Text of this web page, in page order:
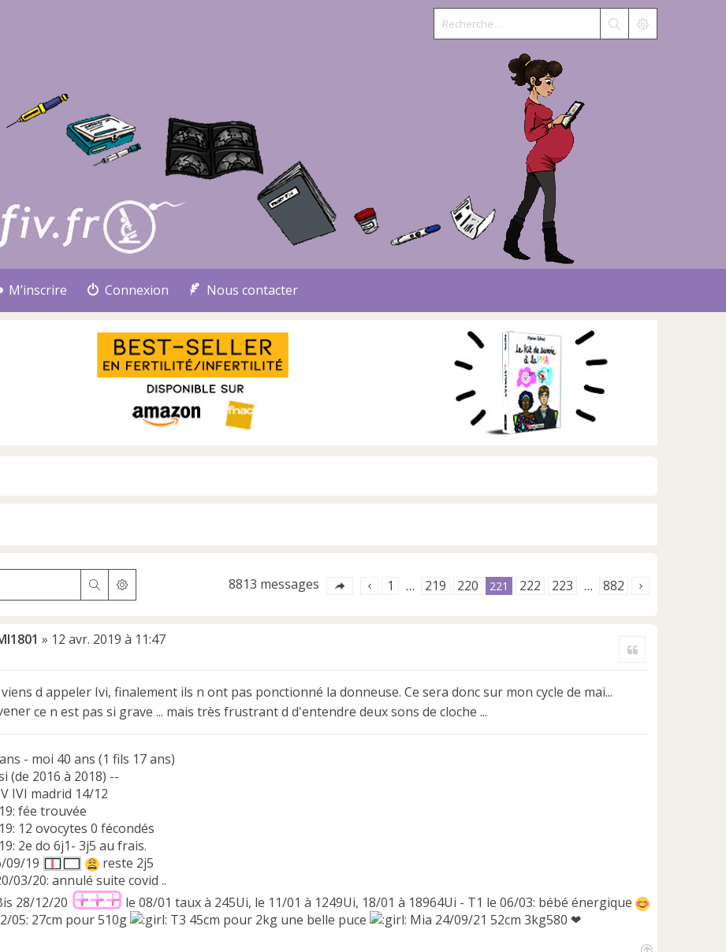
M’inscrire Connexion Nous contacter
RechercherRecherche avancée 8813 messages 1 … 219 220 221 222 223 … 882
» 12 avr. 2019 à 11:47
d appeler Ivi, finalement ils n ont pas ponctionné la donneuse. Ce sera donc sur mon cycle de mai...
ce n est pas si grave ... mais très frustrant d d'entendre deux sons de cloche ...
- moi 40 ans (1 fils 17 ans)
(de 2016 à 2018) --
IVI madrid 14/12
fée trouvée
12 ovocytes 0 fécondés
2e do 6j1- 3j5 au frais.
09/19
reste 2j5
03/20: annulé suite covid ..
28/12/20
le 08/01 taux à 245Ui, le 11/01 à 1249Ui, 18/01 à 18964Ui - T1 le 06/03: bébé énergique
05: 27cm pour 510g
T3 45cm pour 2kg une belle puce Mia 24/09/21 52cm 3kg580 ❤